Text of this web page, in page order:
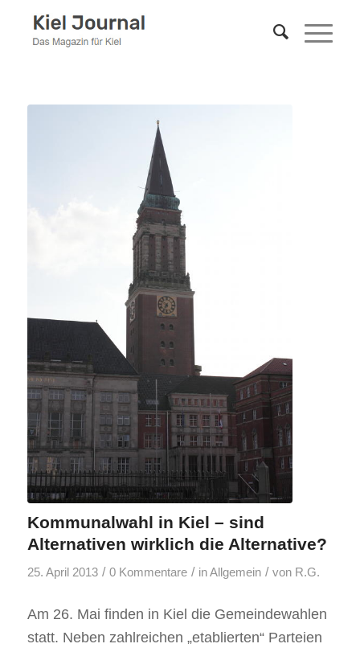
Kommunalwahl in Kiel – sind
Alternativen wirklich die Alternative?
25. April 2013 / 0 Kommentare / inAllgemein / von R.G.
Am 26. Mai fin­den in Kiel die Gemeindewahlen
statt. Neben zahlreichen „eta­blier­ten“ Par­teien